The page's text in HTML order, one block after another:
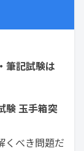
筆記試験は
験 玉手箱突
くべき問題だ